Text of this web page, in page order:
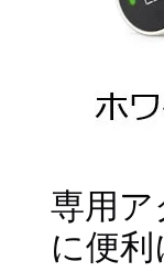
専用
に便利